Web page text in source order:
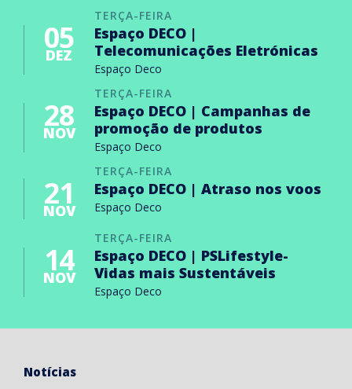
TERÇA-FEIRA
05
DEZ
Espaço DECO |
Telecomunicações Eletrónicas
Espaço Deco
TERÇA-FEIRA
28
NOV
Espaço DECO | Campanhas de
promoção de produtos
Espaço Deco
TERÇA-FEIRA
21
NOV
Espaço DECO | Atraso nos voos
Espaço Deco
TERÇA-FEIRA
14
NOV
Espaço DECO | PSLifestyle-
Vidas mais Sustentáveis
Espaço Deco
Notícias